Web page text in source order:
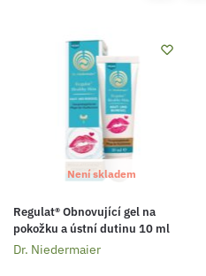
Není skladem
Regulat® Obnovující gel na
pokožku a ústní dutinu 10 ml
Dr. Niedermaier